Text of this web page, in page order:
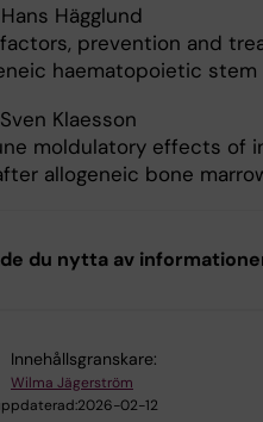
Hägglund
prevention and
haematopoietic
Klaesson
moldulatory effects of
allogeneic bone
du nytta av
Innehållsgranskare:
Wilma Jägerström
2026-02-12